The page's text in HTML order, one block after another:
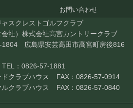
お問い合わせ
ャスクレストゴルフクラブ
会社）株式会社高宮カントリークラブ
1804 広島県安芸高田市高宮町房後816
TEL：0826-57-1881
クラブハウス
FAX：0826-57-0914
ルクラブハウス
FAX：0826-57-0840